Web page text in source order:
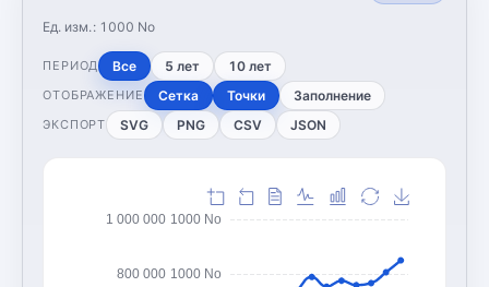
Ед. изм.: 1000 No
ПЕРИОД Все 5 лет 10 лет
ОТОБРАЖЕНИЕ Сетка Точки Заполнение
ЭКСПОРТ SVG PNG CSV JSON
800 000 1000 No
1 000 000 1000 No